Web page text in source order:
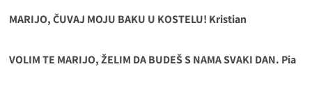
MARIJO, ČUVAJ MOJU BAKU U KOSTELU! Kristian
VOLIM TE MARIJO, ŽELIM DA BUDEŠ S NAMA SVAKI DAN. Pia